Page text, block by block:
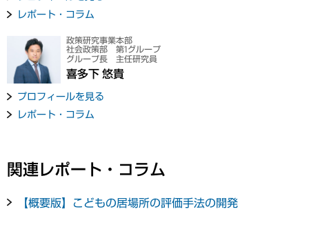
レポート・コラム
政策研究事業本部
社会政策部 第1グループ
グループ長 主任研究員
喜多下 悠貴
プロフィールを見る
レポート・コラム
関連レポート・コラム
【概要版】こどもの居場所の評価手法の開発